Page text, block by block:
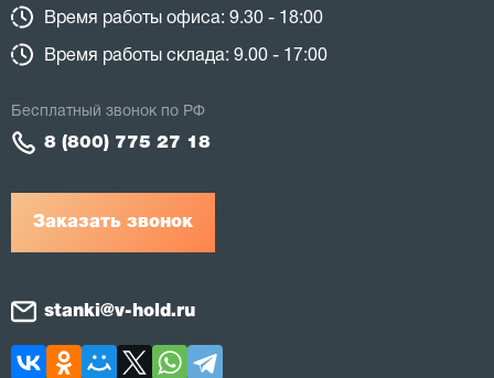
Время работы офиса: 9.30 - 18:00
Время работы склада: 9.00 - 17:00
Заказать звонок
Бесплатный звонок по РФ
8 (800) 775 27 18
stanki@v-hold.ru